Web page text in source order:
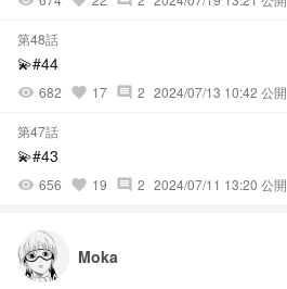
第48話
💫#44
visibility 682 favorite 17 comment 2 2024/07/13 10:42 公開
第47話
💫#43
visibility 656 favorite 19 comment 2 2024/07/11 13:20 公開
Moka